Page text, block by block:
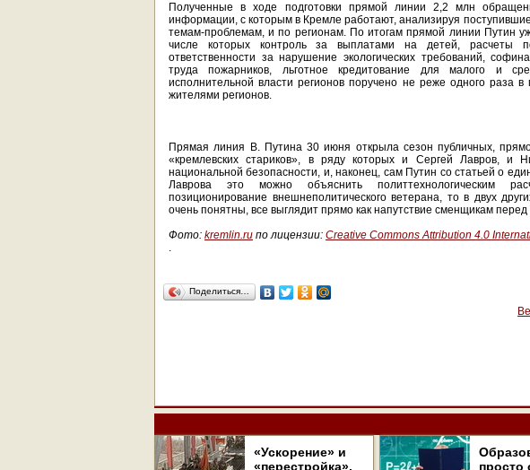
Полученные в ходе подготовки прямой линии 2,2 млн
информации, с которым в Кремле работают, анализируя
темам-проблемам, и по регионам. По итогам прямой линии Путин
числе которых контроль за выплатами на детей, расчеты
ответственности за нарушение экологических требований,
труда пожарников, льготное кредитование для малого и
исполнительной власти регионов поручено не реже одного раза
жителями регионов.
Прямая линия В. Путина 30 июня открыла сезон публичных,
«кремлевских стариков», в ряду которых и Сергей Лавров, и
национальной безопасности, и, наконец, сам Путин со статьей о
Лаврова это можно объяснить политтехнологическим
позиционирование внешнеполитического ветерана, то в двух
очень понятны, все выглядит прямо как напутствие сменщикам
Фото: kremlin.ru по лицензии: Creative Commons Attribution 4.0
.
Поделиться…
«Ускорение» и
«перестройка».
просто